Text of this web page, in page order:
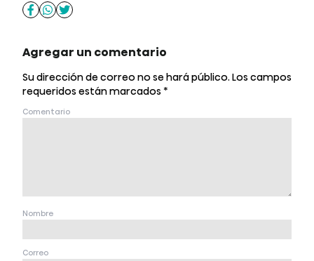
Agregar un comentario
Su dirección de correo no se hará público. Los campos
requeridos están marcados *
Comentario
Nombre
Correo